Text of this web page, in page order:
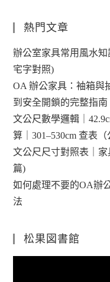
熱門文章
辦公室家具常用風水
宅字對照)
OA 辦公家具：袖箱與
到安全開鎖的完整指南
文公尺數學邏輯｜
算｜301–530cm 查表（
文公尺尺寸對照表｜
篇)
如何處理不要的OA辦
法
松果図書館